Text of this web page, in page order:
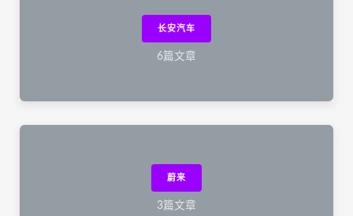
长安汽车
6篇文章
蔚来
3篇文章